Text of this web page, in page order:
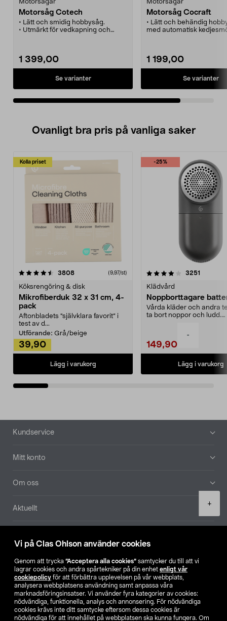
Vi på Clas Ohlson använder cookies
Genom att trycka ”Acceptera alla cookies” samtycker du till att vi
lagrar cookies och andra spårtekniker på din enhet enligt vår
cookiepolicy för att förbättra upplevelsen på vår webbplats,
analysera webbplatsens användning samt anpassa våra
marknadsföringsinsatser. Vi använder fyra kategorier av cookies:
nödvändiga, funktionella, analys och annonsering. För nödvändiga
cookies krävs inte ditt samtycke eftersom dessa cookies är
nödvändiga för att innehållet på webbplatsen ska kunna fungera. Om
-
+
Motorsågar
Motorsåg Cotech
• Lätt och smidig hobbysåg.
• Utmärkt för vedkapning och
1 399,00
Se varianter
Motorsågar
Motorsåg Cocraft
• Lätt och behändig
med automatisk
• Underlättar enormt när
behöver kapa kvistar,
1 199,00
Se varianter
Ovanligt bra pris på vanliga saker
Kolla priset
3808recensioner (9,97/st)
Köksrengöring & disk
Mikrofiberduk 32 x 31 cm, 4-
pack
Aftonbladets "självklara favorit” i
test av d...
Utförande: Grå/beige
39,90
Lägg i varukorg
-25%
4.0av 5 stjärnor 3251
Klädvård
Noppborttagare
Vårda kläder och andra
ta bort noppor och ludd.
149,90
Lägg i varukorg
4.5av 5 stjärnor
Sidfot
Kundservice
Mitt konto
Om oss
Aktuellt
Hitta butik
SE NO FI